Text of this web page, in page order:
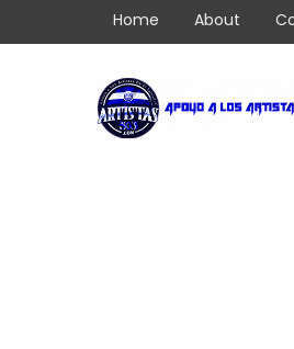
Home About